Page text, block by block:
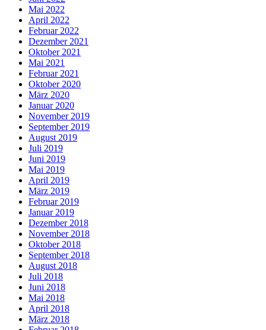
Mai 2022
April 2022
Februar 2022
Dezember 2021
Oktober 2021
Mai 2021
Februar 2021
Oktober 2020
März 2020
Januar 2020
November 2019
September 2019
August 2019
Juli 2019
Juni 2019
Mai 2019
April 2019
März 2019
Februar 2019
Januar 2019
Dezember 2018
November 2018
Oktober 2018
September 2018
August 2018
Juli 2018
Juni 2018
Mai 2018
April 2018
März 2018